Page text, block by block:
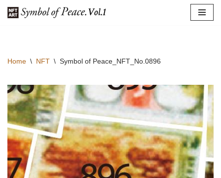
へ
ス
キ
ッ
プ
Home \ NFT \ Symbol of Peace_NFT_No.0896